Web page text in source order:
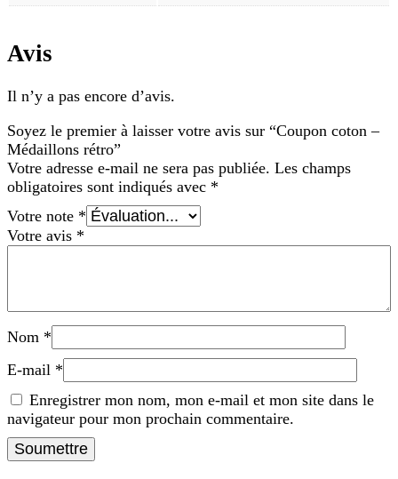
Avis
Il n’y a pas encore d’avis.
Soyez le premier à laisser votre avis sur “Coupon coton –
Médaillons rétro”
Votre adresse e-mail ne sera pas publiée. Les champs
obligatoires sont indiqués avec *
Votre note *
Votre avis *
Nom *
E-mail *
Enregistrer mon nom, mon e-mail et mon site dans le
navigateur pour mon prochain commentaire.